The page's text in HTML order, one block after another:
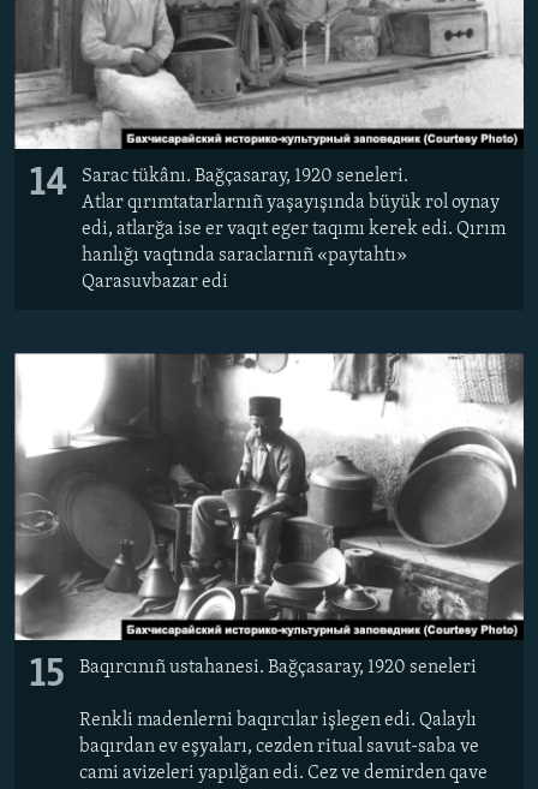
14
Sarac tükânı. Bağçasaray, 1920 seneleri.
Atlar qırımtatarlarnıñ yaşayışında büyük rol oynay
edi, atlarğa ise er vaqıt eger taqımı kerek edi. Qırım
hanlığı vaqtında saraclarnıñ «paytahtı»
Qarasuvbazar edi
15 Baqırcınıñ ustahanesi. Bağçasaray, 1920 seneleri
Renkli madenlerni baqırcılar işlegen edi. Qalaylı
baqırdan ev eşyaları, cezden ritual savut-saba ve
cami avizeleri yapılğan edi. Cez ve demirden qave